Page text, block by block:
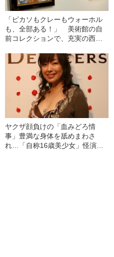
「ピカソもクレーもウォーホル
も、全部ある！」 美術館の自
前コレクションで、充実の西洋
ヤクザ顔負けの「血みどろ情
事」豊満な身体を舐めまわさ
れ…「自称16歳美少女」怪演